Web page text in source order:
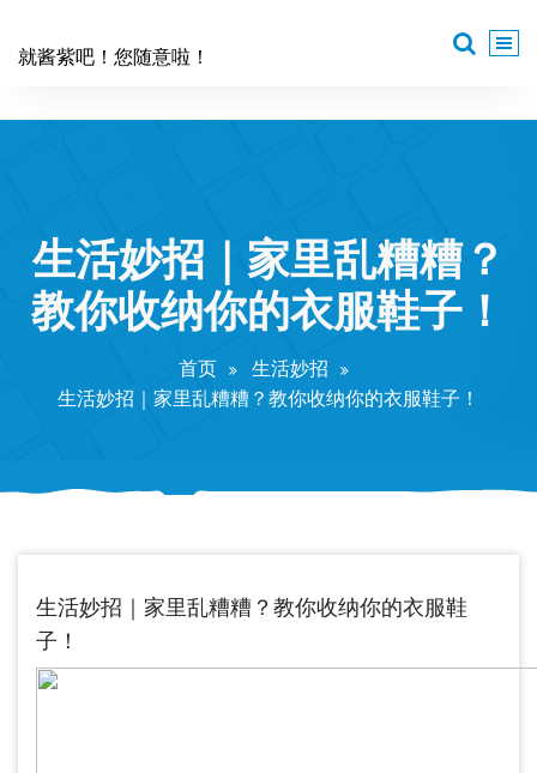
就酱紫吧！您随意啦！
生活妙招｜家里乱糟糟？
教你收纳你的衣服鞋子！
首页
生活妙招
生活妙招｜家里乱糟糟？教你收纳你的衣服鞋子！
生活妙招｜家里乱糟糟？教你收纳你的衣服鞋
子！